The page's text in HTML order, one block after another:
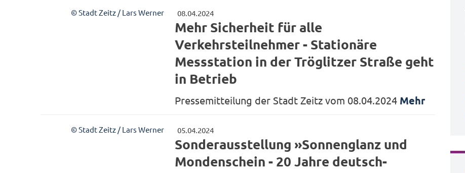
© Stadt Zeitz / Lars Werner 08.04.2024
Mehr Sicherheit für alle
Verkehrsteilnehmer - Stationäre
Messstation in der Tröglitzer Straße geht
in Betrieb
Pressemitteilung der Stadt Zeitz vom 08.04.2024 Mehr
© Stadt Zeitz / Lars Werner 05.04.2024
Sonderausstellung »Sonnenglanz und
Mondenschein - 20 Jahre deutsch-